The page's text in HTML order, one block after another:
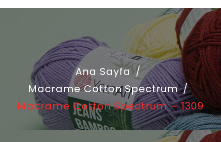
Ana Sayfa /
Macrame Cotton Spectrum /
Macrame Cotton Spectrum – 1309